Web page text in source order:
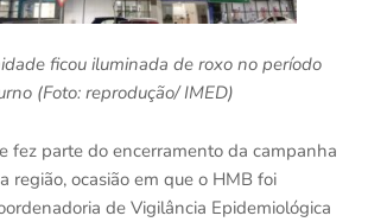
ficou iluminada de roxo no período
(Foto: reprodução/ IMED)
fez parte do encerramento da campanha
região, ocasião em que o HMB foi
de Vigilância Epidemiológica